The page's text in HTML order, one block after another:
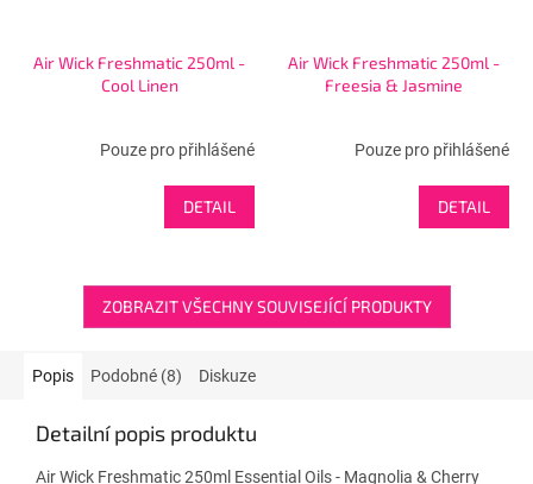
Air Wick Freshmatic 250ml -
Cool Linen
Pouze pro přihlášené
DETAIL
Air Wick Freshmatic 250ml -
Freesia & Jasmine
Pouze pro přihlášené
DETAIL
ZOBRAZIT VŠECHNY SOUVISEJÍCÍ PRODUKTY
Popis Podobné (8) Diskuze
Detailní popis produktu
Air Wick Freshmatic 250ml Essential Oils - Magnolia & Cherry